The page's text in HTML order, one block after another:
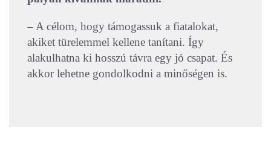
– A célom, hogy támogassuk a fiatalokat,
akiket türelemmel kellene tanítani. Így
alakulhatna ki hosszú távra egy jó csapat. És
akkor lehetne gondolkodni a minőségen is.